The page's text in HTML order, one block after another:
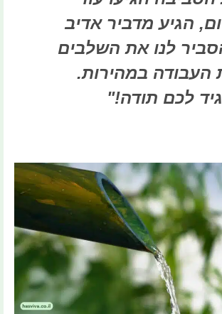
הגיע מדביר אדיב
לנו את השלבים
העבודה במהירות.
לכם תודה!"